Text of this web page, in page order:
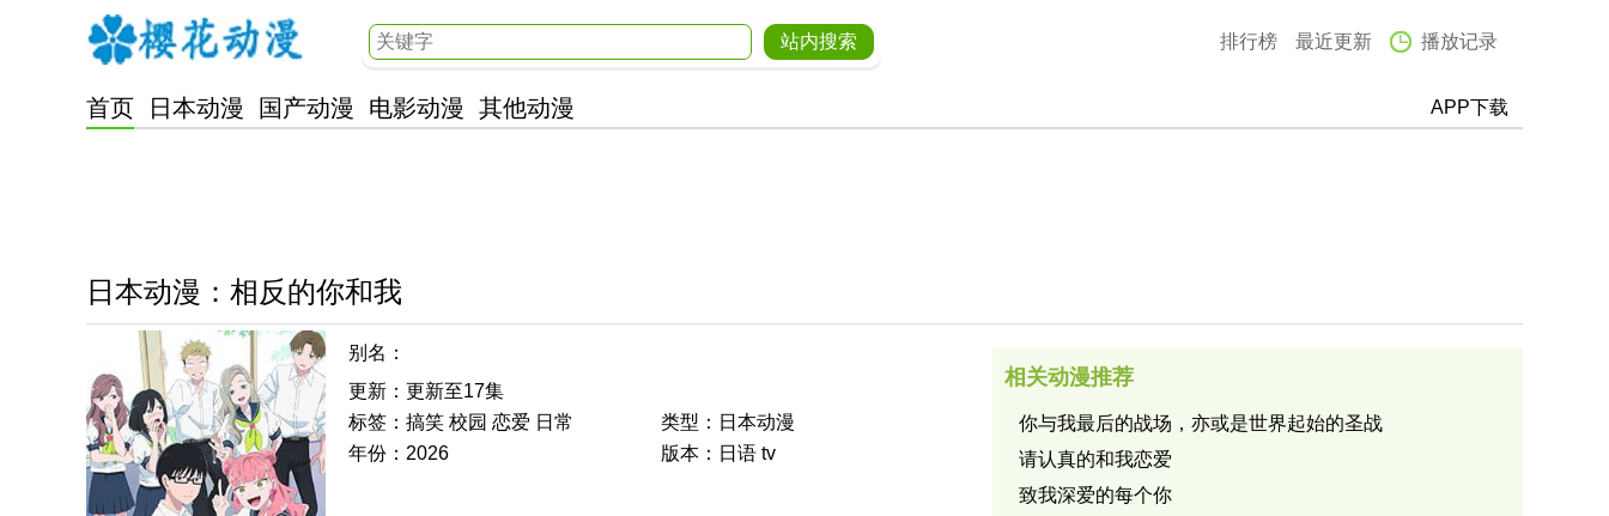
排行榜 最近更新 播放记录
首页 日本动漫 国产动漫 电影动漫 其他动漫 APP下载
日本动漫 ： 相反的你和我
别名：
更新：更新至17集
标签：搞笑 校园 恋爱 日常
类型：日本动漫
年份：2026
版本：日语 tv
相关动漫推荐
你与我最后的战场，亦或是世界起始的圣战
请认真的和我恋爱
致我深爱的每个你